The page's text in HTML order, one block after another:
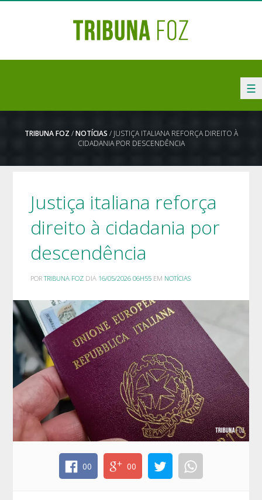
☰
TRIBUNA FOZ /NOTÍCIAS / JUSTIÇA ITALIANA REFORÇA DIREITO À
CIDADANIA POR DESCENDÊNCIA
Justiça italiana reforça
direito à cidadania por
descendência
PORTRIBUNA FOZ DIA 16/05/2026 06H55 EM NOTÍCIAS
00 00